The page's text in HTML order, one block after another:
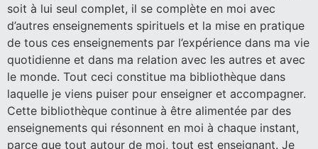
soit à lui seul complet, il se complète en moi avec
d’autres enseignements spirituels et la mise en pratique
de tous ces enseignements par l’expérience dans ma vie
quotidienne et dans ma relation avec les autres et avec
le monde. Tout ceci constitue ma bibliothèque dans
laquelle je viens puiser pour enseigner et accompagner.
Cette bibliothèque continue à être alimentée par des
enseignements qui résonnent en moi à chaque instant,
parce que tout autour de moi, tout est enseignant. Je